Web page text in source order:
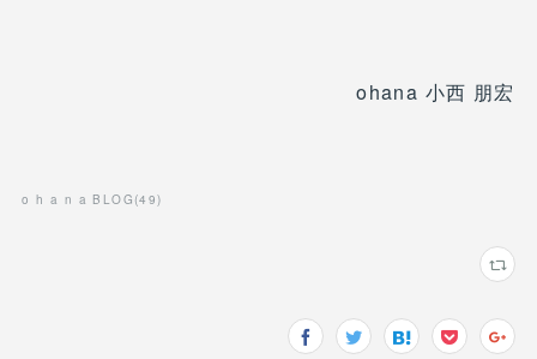
ohana 小西 朋宏
o h a n a BLOG (49)